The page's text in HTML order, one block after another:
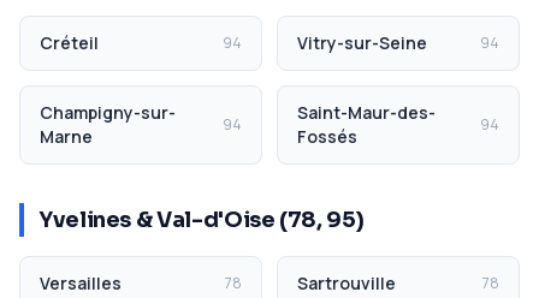
Créteil 94 Vitry-sur-Seine 94
Champigny-sur-
Marne
94
Saint-Maur-des-
Fossés
94
Yvelines & Val-d'Oise (78, 95)
Versailles 78 Sartrouville 78